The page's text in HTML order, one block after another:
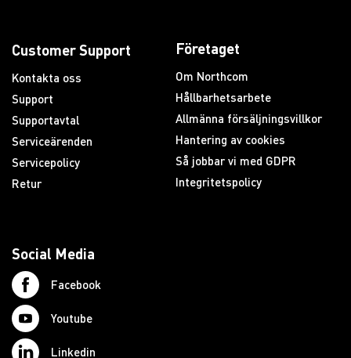
Customer Support
Kontakta oss
Support
Supportavtal
Serviceärenden
Servicepolicy
Retur
Företaget
Om Northcom
Hållbarhetsarbete
Allmänna försäljningsvillkor
Hantering av cookies
Så jobbar vi med GDPR
Integritetspolicy
Social Media
Facebook
Youtube
Linkedin